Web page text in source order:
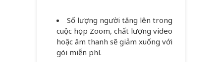
Số lượng người tăng lên trong
cuộc họp Zoom, chất lượng video
hoặc âm thanh sẽ giảm xuống với
gói miễn phí.